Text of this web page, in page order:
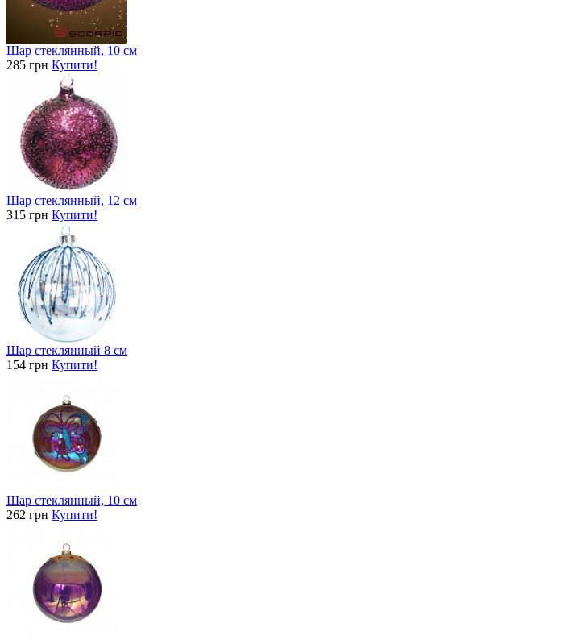
Шар стеклянный, 10 см
285 грн Купити!
Шар стеклянный, 12 см
315 грн Купити!
Шар стеклянный 8 см
154 грн Купити!
Шар стеклянный, 10 см
262 грн Купити!